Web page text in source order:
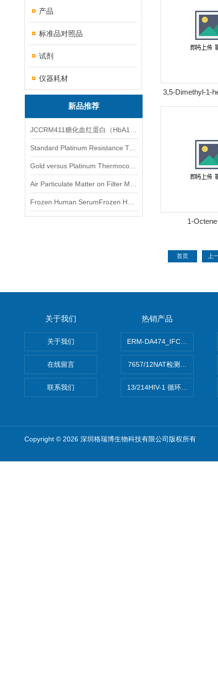
产品
标准品对照品
试剂
仪器耗材
新品推荐
3,5-Dimethyl-1-
基-1-
1-
首页 上
关于我们
关于我们
在线留言
联系我们
热销产品
ERM-DA474_IFCCC反应蛋
7657/12NAT检测的D型肝炎
13/214HIV-1 循环重组形式
Copyright © 2026 深圳格瑞博生物科技有限公司版权所有